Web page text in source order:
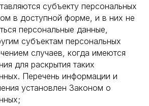
субъекту персональных
в доступной форме, и в них не
персональные данные,
субъектам персональных
случаев, когда имеются
для раскрытия таких
Перечень информации и
установлен Законом о